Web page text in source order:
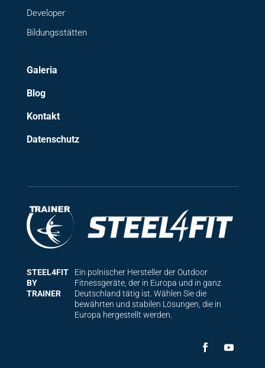
Developer
Bildungsstätten
Galeria
Blog
Kontakt
Datenschutz
STEEL4FIT
BY
TRAINER
Ein polnischer Hersteller der Outdoor
Fitnessgeräte, der in Europa und in ganz
Deutschland tätig ist. Wählen Sie die
bewährten und stabilen Lösungen, die in
Europa hergestellt werden.